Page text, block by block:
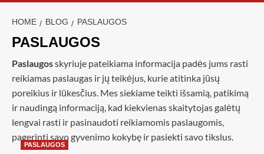
HOME BLOG PASLAUGOS
PASLAUGOS
Paslaugosskyriuje pateikiama informacija padės jums rasti
reikiamas paslaugas ir jų teikėjus, kurie atitinka jūsų
poreikius ir lūkesčius. Mes siekiame teikti išsamią, patikimą
ir naudingą informaciją, kad kiekvienas skaitytojas galėtų
lengvai rasti ir pasinaudoti reikiamomis paslaugomis,
pagerinti savo gyvenimo kokybę ir pasiekti savo tikslus.
PASLAUGOS